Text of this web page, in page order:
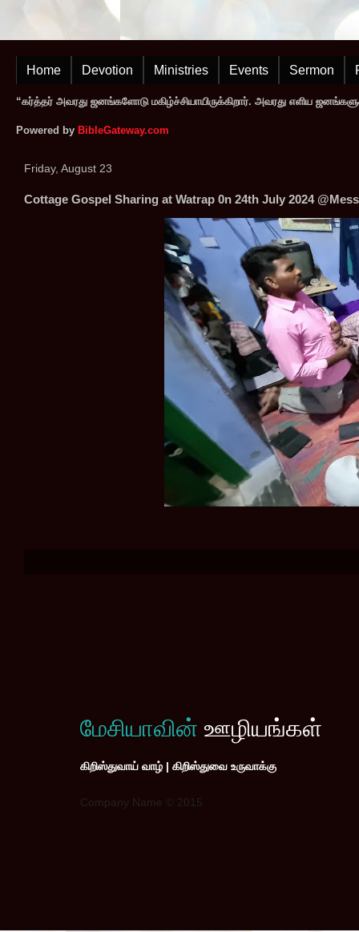
Home Devotion Ministries Events Sermon
“கர்த்தர் அவரது ஜனங்களோடு மகிழ்ச்சியாயிருக்கிறார். அவரது எளிய
Powered by BibleGateway.com
Friday, August 23
Cottage Gospel Sharing at Watrap 0n 24th July 2024
மேசியாவின் ஊழியங்கள்
கிறிஸ்துவாய் வாழ் | கிறிஸ்துவை உருவாக்கு
Company Name © 2015